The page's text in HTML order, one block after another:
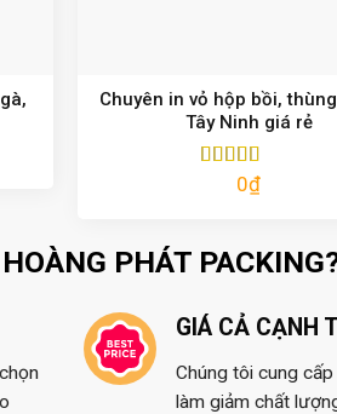
Chuyên in vỏ hộp bồi,
Tây Ninh giá rẻ
Được xếp
0₫
PHÁT
GIÁ CẢ CẠNH
Chúng tôi cung
làm giảm chất